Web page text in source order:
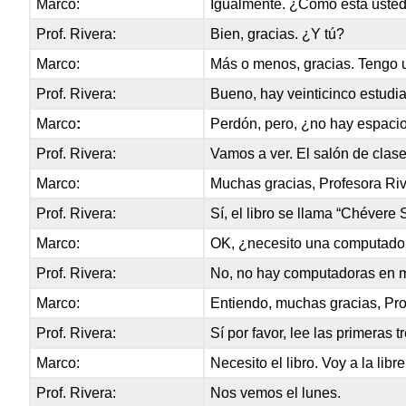
Marco:
Igualmente. ¿Cómo está
Prof. Rivera:
Bien, gracias. ¿Y tú?
Marco:
Más o menos, gracias.
Prof. Rivera:
Bueno, hay veinticinco
Marco:
Perdón, pero, ¿no hay
Prof. Rivera:
Vamos a ver. El salón de
Marco:
Muchas gracias, Profesora
Prof. Rivera:
Sí, el libro se llama “Chévere
Marco:
OK, ¿necesito una
Prof. Rivera:
No, no hay computadoras en
Marco:
Entiendo, muchas gracias,
Prof. Rivera:
Sí por favor, lee las primeras
Marco:
Necesito el libro. Voy a la
Prof. Rivera:
Nos vemos el lunes.